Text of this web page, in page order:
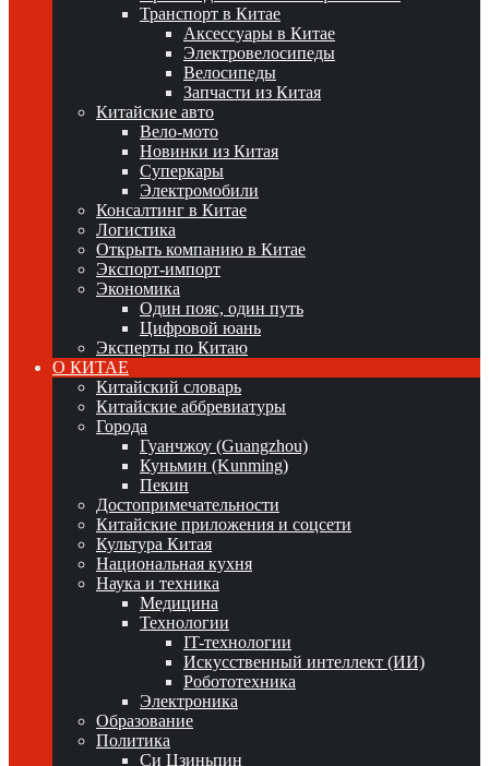
Транспорт в Китае
Аксессуары в Китае
Электровелосипеды
Велосипеды
Запчасти из Китая
Китайские авто
Вело-мото
Новинки из Китая
Суперкары
Электромобили
Консалтинг в Китае
Логистика
Открыть компанию в Китае
Экспорт-импорт
Экономика
Один пояс, один путь
Цифровой юань
Эксперты по Китаю
О КИТАЕ
Китайский словарь
Китайские аббревиатуры
Города
Гуанчжоу (Guangzhou)
Куньмин (Kunming)
Пекин
Достопримечательности
Китайские приложения и соцсети
Культура Китая
Национальная кухня
Наука и техника
Медицина
Технологии
IT-технологии
Искусственный интеллект (ИИ)
Робототехника
Электроника
Образование
Политика
Си Цзиньпин